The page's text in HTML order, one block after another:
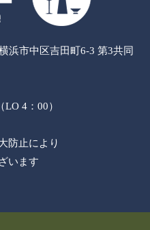
浜市中区吉田町6-3 第3共同
4：00）
防止により
います